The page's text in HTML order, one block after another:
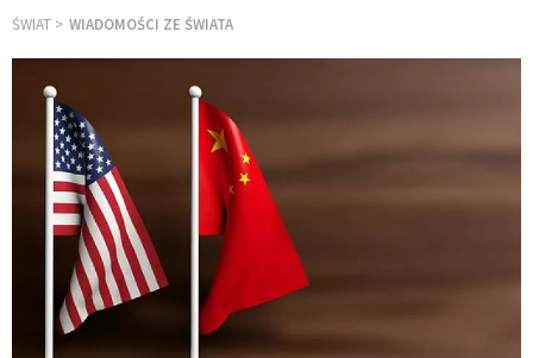
ŚWIAT WIADOMOŚCI ZE ŚWIATA